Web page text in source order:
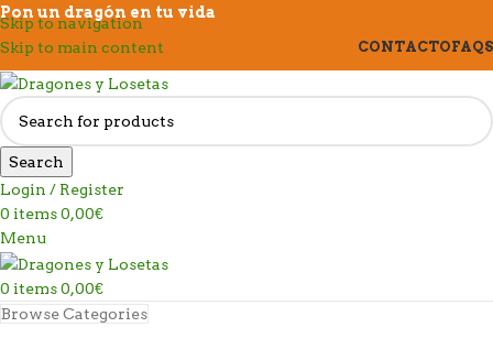
Skip to navigation
Skip to main content
Pon un dragón en tu vida
CONTACTOFAQS
Search
Login / Register
0 items0,00€
Menu
0 items0,00€
Browse Categories